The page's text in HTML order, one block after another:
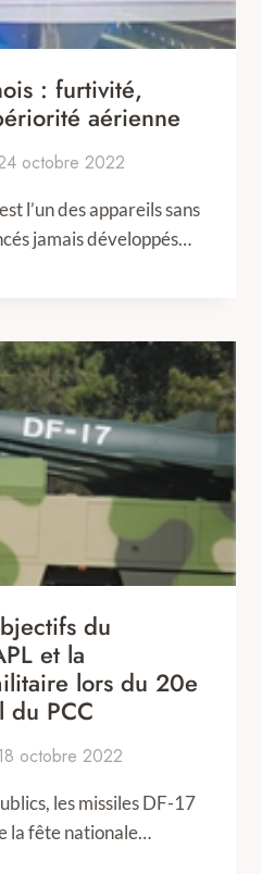
: furtivité,
aérienne
octobre 2022
l’un des appareils sans
jamais développés…
du
et la
lors du 20e
du PCC
octobre 2022
les missiles DF-17
la fête nationale…